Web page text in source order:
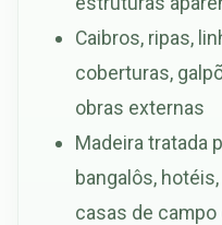
Caibros, ripas,
coberturas,
obras externas
Madeira tratada
bangalôs,
casas de campo